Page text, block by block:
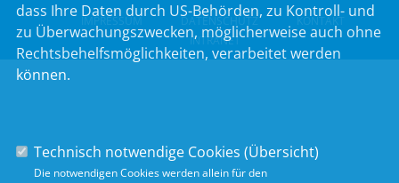
IMPRESSUM DATENSCHUTZ
KONTAKT
INTRANET
dass Ihre Daten durch US-Behörden, zu Kontroll- und
zu Überwachungszwecken, möglicherweise auch ohne
Rechtsbehelfsmöglichkeiten, verarbeitet werden
können.
Technisch notwendige Cookies (Übersicht)
Die notwendigen Cookies werden allein für den